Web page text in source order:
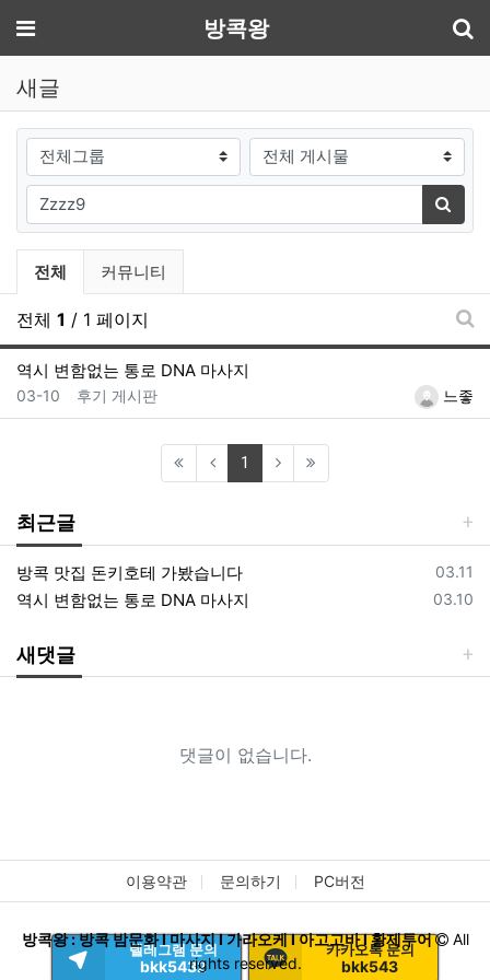
메뉴 방콕왕
새글
게시판그룹 검색대상
검색어필수
검색
전체게시물 그룹 목록
전체 커뮤니티
전체 1 / 1 페이지
새
역시 변함없는 통로 DNA 마사지
등록자느좋
등록일
03-10 후기 게시판
1 (current)
최근글
등록일
03.11
방콕 맛집 돈키호테 가봤습니다
등록일
03.10
역시 변함없는 통로 DNA 마사지
새댓글
댓글이 없습니다.
텔레그램 문의
bkk5432
카카오톡 문의
bkk543
이용약관 문의하기 PC버전
방콕왕 : 방콕 밤문화 I 마사지 I 가라오케 I 아고고바 I 황제투어
All
rights reserved.